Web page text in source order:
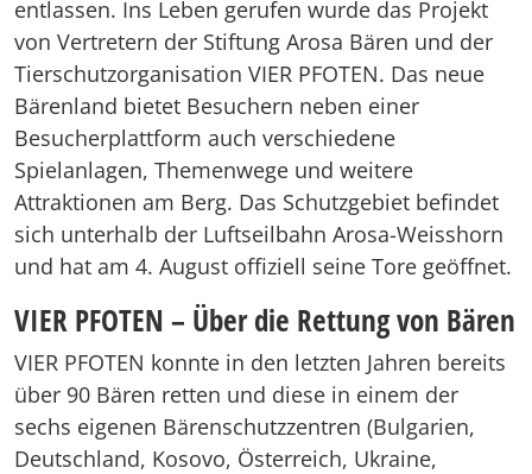
entlassen. Ins Leben gerufen wurde das Projekt
von Vertretern der Stiftung Arosa Bären und der
Tierschutzorganisation VIER PFOTEN. Das neue
Bärenland bietet Besuchern neben einer
Besucherplattform auch verschiedene
Spielanlagen, Themenwege und weitere
Attraktionen am Berg. Das Schutzgebiet befindet
sich unterhalb der Luftseilbahn Arosa-Weisshorn
und hat am 4. August offiziell seine Tore geöffnet.
VIER PFOTEN – Über die Rettung von Bären
VIER PFOTEN konnte in den letzten Jahren bereits
über 90 Bären retten und diese in einem der
sechs eigenen Bärenschutzzentren (Bulgarien,
Deutschland, Kosovo, Österreich, Ukraine,